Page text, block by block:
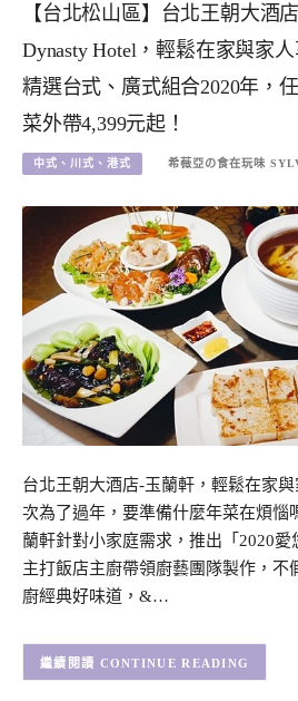
【台北松山區】台北王朝大酒
Dynasty Hotel，輕鬆在家與家
精選台式、廣式組合2020年，
菜外帶4,399元起！
中式、川式、港式 希薇亞の食在玩味
台北王朝大酒店-玉蘭軒，輕鬆在家
次為了過年，要準備什麼年菜在煩惱
蘭軒針對小家庭需求，推出「2020愛
主打飯店主廚帶領廚藝團隊製作，不
廚經典好味道，&…
CONTINUE READING